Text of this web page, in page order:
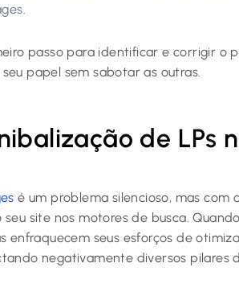
passo para identificar e corrigir o
papel sem sabotar as outras.
de LPs
é um problema silencioso, mas com
site nos motores de busca.
enfraquecem seus esforços de
negativamente diversos pilares